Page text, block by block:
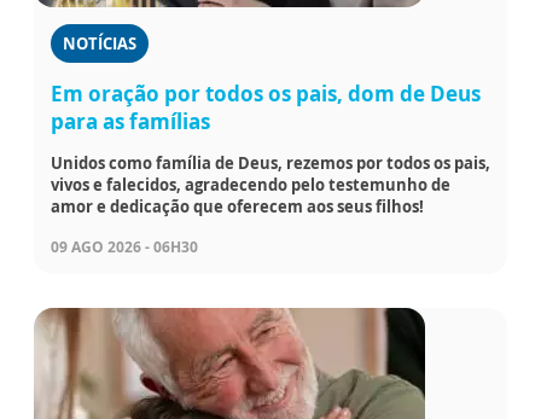
NOTÍCIAS
Em oração por todos os pais, dom de Deus
para as famílias
Unidos como família de Deus, rezemos por todos os pais,
vivos e falecidos, agradecendo pelo testemunho de
amor e dedicação que oferecem aos seus filhos!
09 AGO 2026 - 06H30